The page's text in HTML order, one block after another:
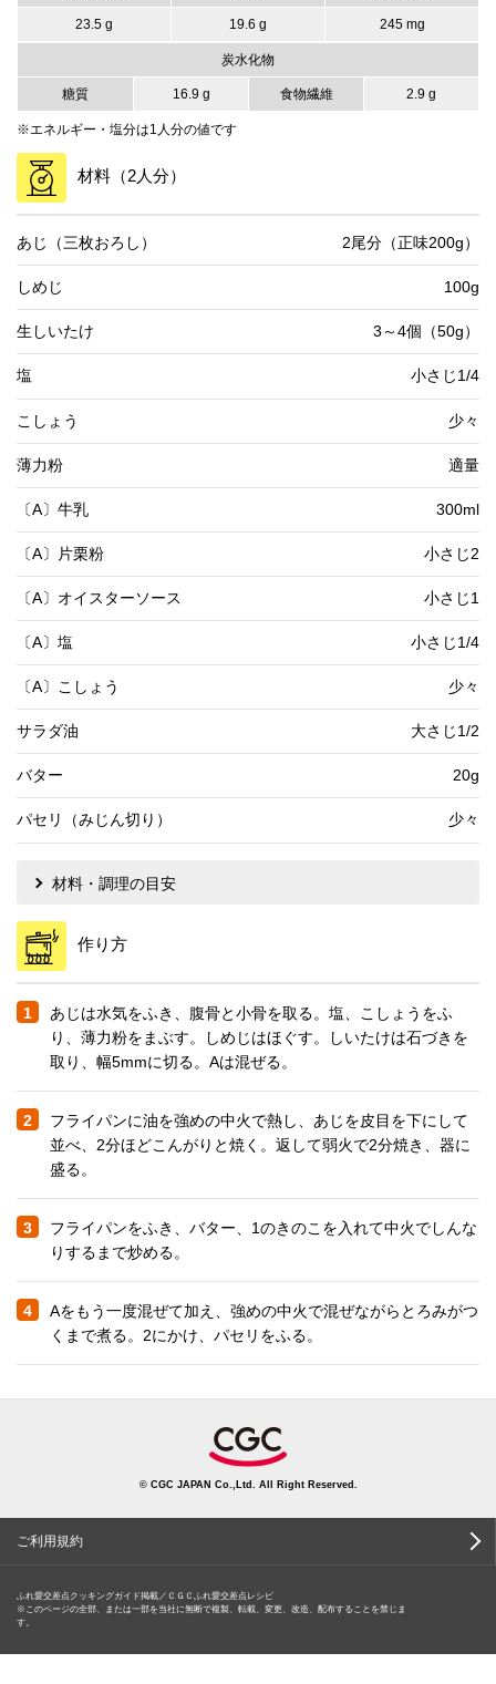
23.5 g 19.6 g 245 mg
炭水化物
糖質 16.9 g 食物繊維 2.9 g
※エネルギー・塩分は1人分の値です
材料（2人分）
あじ（三枚おろし） 2尾分（正味200g）
しめじ 100g
生しいたけ 3～4個（50g）
塩 小さじ1/4
こしょう 少々
薄力粉 適量
〔A〕牛乳 300ml
〔A〕片栗粉 小さじ2
〔A〕オイスターソース 小さじ1
〔A〕塩 小さじ1/4
〔A〕こしょう 少々
サラダ油 大さじ1/2
バター 20g
パセリ（みじん切り） 少々
材料・調理の目安
作り方
1
あじは水気をふき、腹骨と小骨を取る。塩、こしょうをふ
り、薄力粉をまぶす。しめじはほぐす。しいたけは石づきを
取り、幅5mmに切る。Aは混ぜる。
2
フライパンに油を強めの中火で熱し、あじを皮目を下にして
並べ、2分ほどこんがりと焼く。返して弱火で2分焼き、器に
盛る。
3
フライパンをふき、バター、1のきのこを入れて中火でしんな
りするまで炒める。
4
Aをもう一度混ぜて加え、強めの中火で混ぜながらとろみがつ
くまで煮る。2にかけ、パセリをふる。
© CGC JAPAN Co.,Ltd. All Right Reserved.
ご利用規約
ふれ愛交差点クッキングガイド掲載／ＣＧＣふれ愛交差点レシピ
※このページの全部、または一部を当社に無断で複製、転載、変更、改造、配布することを禁じま
す。